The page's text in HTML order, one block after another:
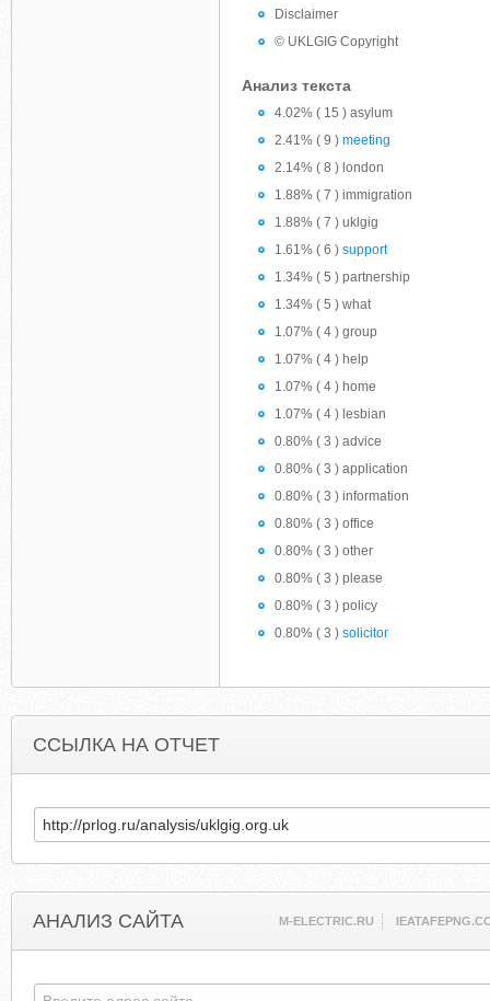
Disclaimer
© UKLGIG Copyright
Анализ текста
4.02% ( 15 ) asylum
2.41% ( 9 ) meeting
2.14% ( 8 ) london
1.88% ( 7 ) immigration
1.88% ( 7 ) uklgig
1.61% ( 6 ) support
1.34% ( 5 ) partnership
1.34% ( 5 ) what
1.07% ( 4 ) group
1.07% ( 4 ) help
1.07% ( 4 ) home
1.07% ( 4 ) lesbian
0.80% ( 3 ) advice
0.80% ( 3 ) application
0.80% ( 3 ) information
0.80% ( 3 ) office
0.80% ( 3 ) other
0.80% ( 3 ) please
0.80% ( 3 ) policy
0.80% ( 3 ) solicitor
ССЫЛКА НА ОТЧЕТ
АНАЛИЗ САЙТА M-ELECTRIC.RU